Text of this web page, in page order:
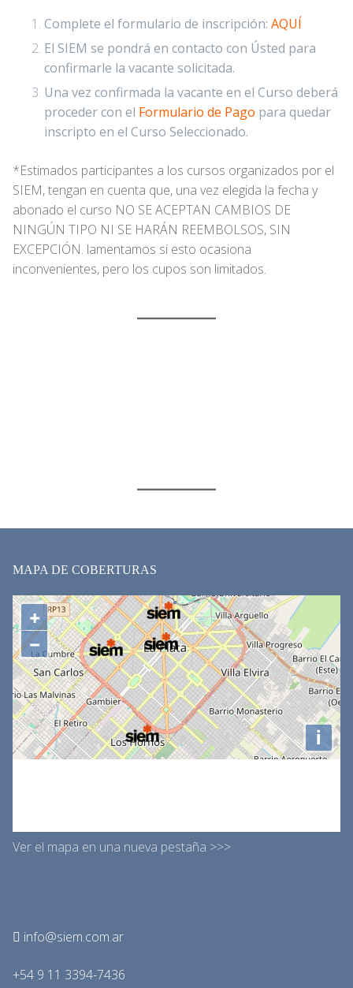
Complete el formulario de inscripción: AQUÍ
El SIEM se pondrá en contacto con Ústed para
confirmarle la vacante solicitada.
Una vez confirmada la vacante en el Curso deberá
proceder con el Formulario de Pago para quedar
inscripto en el Curso Seleccionado.
*Estimados participantes a los cursos organizados por el
SIEM, tengan en cuenta que, una vez elegida la fecha y
abonado el curso NO SE ACEPTAN CAMBIOS DE
NINGÚN TIPO NI SE HARÁN REEMBOLSOS, SIN
EXCEPCIÓN. lamentamos si esto ocasiona
inconvenientes, pero los cupos son limitados.
Defensa 251 - Buenos Aires - Argentina